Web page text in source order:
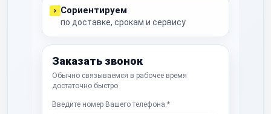
Сориентируем
по доставке, срокам и сервису
Заказать звонок
Обычно связываемся в рабочее время
достаточно быстро
Введите номер Вашего телефона:*